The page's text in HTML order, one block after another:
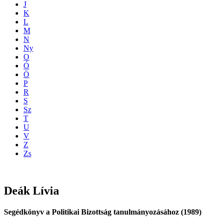
J
K
L
M
N
Ny
O
Ó
Ö
P
R
S
Sz
T
U
V
Z
Zs
Deák Lívia
Segédkönyv a Politikai Bizottság tanulmányozásához (1989)